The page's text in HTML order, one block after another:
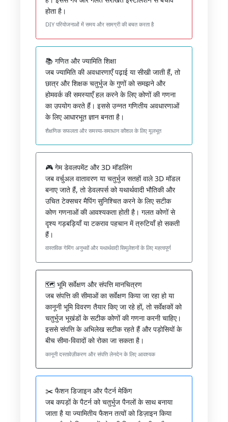
होता है।
DIY परियोजनाओं में समय और सामग्री की बचत करता है
📚 गणित और ज्यामिति शिक्षा
जब ज्यामिति की अवधारणाएँ पढ़ाई या सीखी जाती हैं, तो
छात्र और शिक्षक चतुर्भुज के गुणों को समझने और
होमवर्क की समस्याएँ हल करने के लिए कोणों की गणना
का उपयोग करते हैं। इससे उन्नत गणितीय अवधारणाओं
के लिए आधारभूत ज्ञान बनता है।
शैक्षणिक सफलता और समस्या-समाधान कौशल के लिए मूलभूत
🎮 गेम डेवलपमेंट और 3D मॉडलिंग
जब वर्चुअल वातावरण या चतुर्भुज सतहों वाले 3D मॉडल
बनाए जाते हैं, तो डेवलपर्स को यथार्थवादी भौतिकी और
उचित टेक्सचर मैपिंग सुनिश्चित करने के लिए सटीक
कोण गणनाओं की आवश्यकता होती है। गलत कोणों से
दृश्य गड़बड़ियाँ या टकराव पहचान में त्रुटियाँ हो सकती
हैं।
वास्तविक गेमिंग अनुभवों और यथार्थवादी सिमुलेशनों के लिए महत्वपूर्ण
🗺️ भूमि सर्वेक्षण और संपत्ति मानचित्रण
जब संपत्ति की सीमाओं का सर्वेक्षण किया जा रहा हो या
कानूनी भूमि विवरण तैयार किए जा रहे हों, तो सर्वेक्षकों को
चतुर्भुज भूखंडों के सटीक कोणों की गणना करनी चाहिए।
इससे संपत्ति के अभिलेख सटीक रहते हैं और पड़ोसियों के
बीच सीमा-विवादों को रोका जा सकता है।
कानूनी दस्तावेज़ीकरण और संपत्ति लेनदेन के लिए आवश्यक
✂️ फैशन डिजाइन और पैटर्न मेकिंग
जब कपड़ों के पैटर्न को चतुर्भुज पैनलों के साथ बनाया
जाता है या ज्यामितीय फैशन तत्वों को डिज़ाइन किया